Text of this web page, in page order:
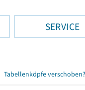
SERVICE
Tabellenköpfe verschoben?